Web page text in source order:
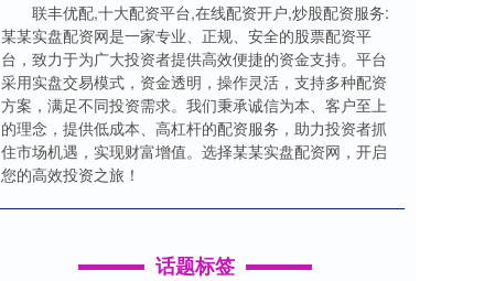
联丰优配,十大配资平台,在线配资开户,炒股配资服务:
某某实盘配资网是一家专业、正规、安全的股票配资平
台，致力于为广大投资者提供高效便捷的资金支持。平台
采用实盘交易模式，资金透明，操作灵活，支持多种配资
方案，满足不同投资需求。我们秉承诚信为本、客户至上
的理念，提供低成本、高杠杆的配资服务，助力投资者抓
住市场机遇，实现财富增值。选择某某实盘配资网，开启
您的高效投资之旅！
话题标签